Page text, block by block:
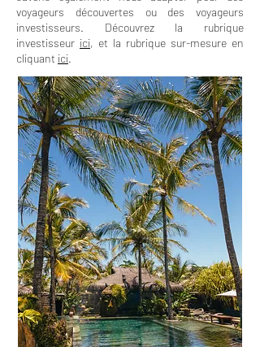
voyageurs découvertes ou des voyageurs
investisseurs. Découvrez la rubrique
investisseur ici, et la rubrique sur-mesure en
cliquant ici.